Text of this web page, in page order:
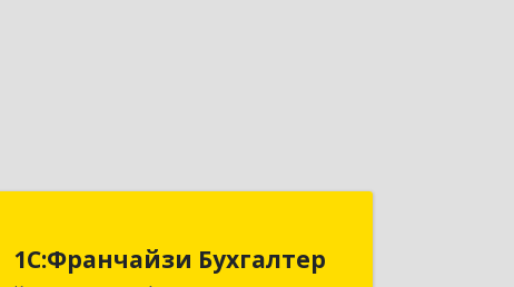
1С:Франчайзи Бухгалтер
681000, Хабаровский край,